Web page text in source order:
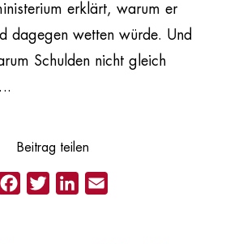
erklärt, warum er
dagegen wetten würde. Und
Schulden nicht gleich
Beitrag teilen
Facebook
Twitter LinkedIn